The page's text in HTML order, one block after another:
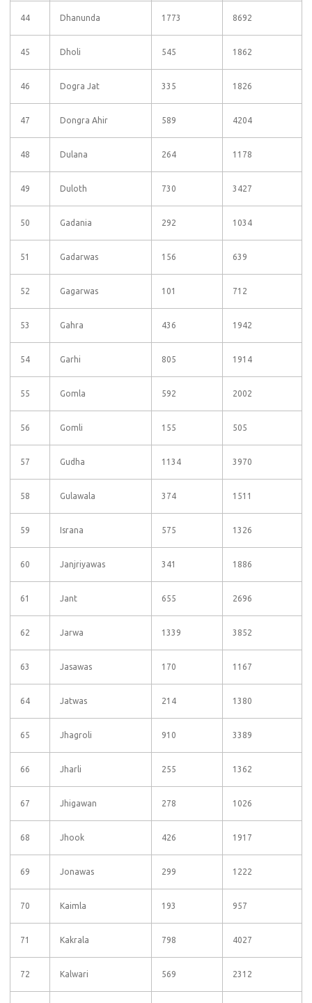
44 Dhanunda 1773 8692
45 Dholi 545 1862
46 Dogra Jat 335 1826
47 Dongra Ahir 589 4204
48 Dulana 264 1178
49 Duloth 730 3427
50 Gadania 292 1034
51 Gadarwas 156 639
52 Gagarwas 101 712
53 Gahra 436 1942
54 Garhi 805 1914
55 Gomla 592 2002
56 Gomli 155 505
57 Gudha 1134 3970
58 Gulawala 374 1511
59 Israna 575 1326
60 Janjriyawas 341 1886
61 Jant 655 2696
62 Jarwa 1339 3852
63 Jasawas 170 1167
64 Jatwas 214 1380
65 Jhagroli 910 3389
66 Jharli 255 1362
67 Jhigawan 278 1026
68 Jhook 426 1917
69 Jonawas 299 1222
70 Kaimla 193 957
71 Kakrala 798 4027
72 Kalwari 569 2312